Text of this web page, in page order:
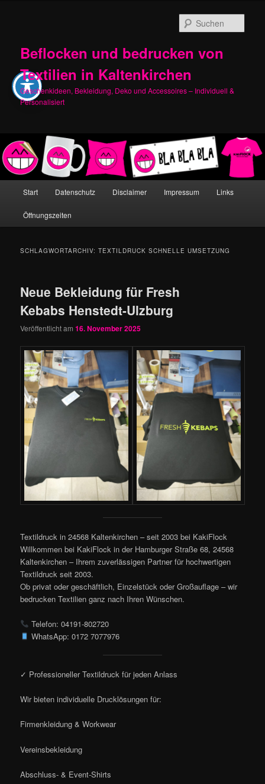
Beflocken und bedrucken von
Textilien in Kaltenkirchen
Geschenkideen, Bekleidung, Deko und Accessoires – Individuell &
Personalisiert
Start Datenschutz Disclaimer Impressum Links
Öffnungszeiten
SCHLAGWORTARCHIV:TEXTILDRUCK SCHNELLE UMSETZUNG
Neue Bekleidung für Fresh
Kebabs Henstedt-Ulzburg
Veröffentlicht am16. November 2025
Textildruck in 24568 Kaltenkirchen – seit 2003 bei KakiFlock
Willkommen bei KakiFlock in der Hamburger Straße 68, 24568
Kaltenkirchen – Ihrem zuverlässigen Partner für hochwertigen
Textildruck seit 2003.
Ob privat oder geschäftlich, Einzelstück oder Großauflage – wir
bedrucken Textilien ganz nach Ihren Wünschen.
Telefon: 04191-802720
WhatsApp: 0172 7077976
✓ Professioneller Textildruck für jeden Anlass
Wir bieten individuelle Drucklösungen für:
Firmenkleidung & Workwear
Vereinsbekleidung
Abschluss- & Event-Shirts